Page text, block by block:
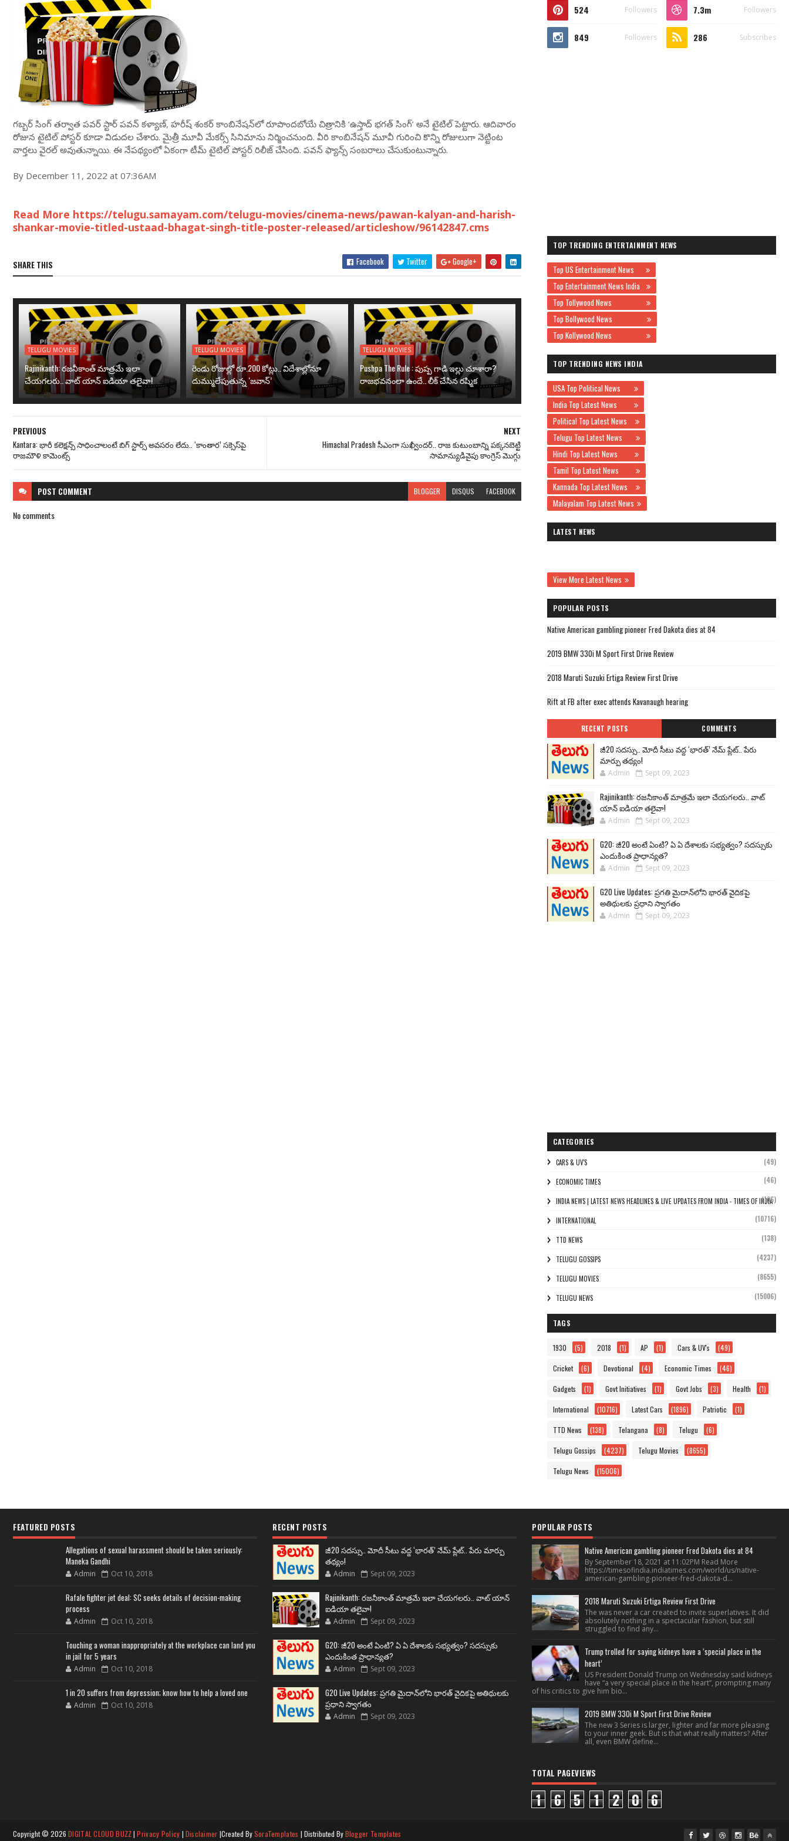
గబ్బర్ సింగ్ తర్వాత పవర్ స్టార్ పవన్ కళ్యాణ్, హరీష్ శంకర్ కాంబినేషన్‌లో రూపొందబోయే చిత్రానికి ‘ఉస్తాద్ భగత్ సింగ్’ అనే టైటిల్ పెట్టారు. ఆదివారం
రోజున టైటిల్ పోస్టర్ కూడా విడుదల చేశారు. మైత్రీ మూవీ మేకర్స్‌ సినిమాను నిర్మించనుంది. వీరి కాంబినేషన్ మూవీ గురించి కొన్ని రోజులుగా నెట్టింట
వార్తలు వైరల్ అవుతున్నాయి. ఈ నేపథ్యంలో ఏకంగా టీమ్ టైటిల్ పోస్టర్ రిలీజ్ చేసింది. పవన్ ఫ్యాన్స్ సంబరాలు చేసుకుంటున్నారు.
By December 11, 2022 at 07:36AM
Read More https://telugu.samayam.com/telugu-movies/cinema-news/pawan-kalyan-and-harish-
shankar-movie-titled-ustaad-bhagat-singh-title-poster-released/articleshow/96142847.cms
SHARE THIS Facebook Twitter Google+
TELUGU MOVIES
Rajinikanth: రజనీకాంత్ మాత్రమే ఇలా
చేయగలరు.. వాట్ యాన్ ఐడియా తలైవా!
TELUGU MOVIES
రెండు రోజుల్లో రూ.200 కోట్లు.. విదేశాల్లోనూ
దుమ్ములేపుతున్న ‘జవాన్’
TELUGU MOVIES
Pushpa The Rule : పుష్ప గాడి ఇల్లు చూశారా?
రాజభవనంలా ఉందే.. లీక్ చేసిన రష్మిక
NEXT
Himachal Pradesh సీఎంగా సుఖ్వీందర్.. రాజ కుటుంబాన్ని పక్కనబెట్టి
సామాన్యుడివైపు కాంగ్రెస్ మొగ్గు
PREVIOUS
Kantara: భారీ కలెక్ష‌న్స్ సాధించాలంటే బిగ్ స్టార్స్ అవ‌స‌రం లేదు.. ‘కాంతార’ సక్సెస్‌పై
రాజ‌మౌళి కామెంట్స్‌
POST COMMENT BLOGGER DISQUS FACEBOOK
No comments
524 Followers 7.3m Followers
849 Followers 286 Subscribes
TOP TRENDING ENTERTAINMENT NEWS
Top US Entertainment News
Top Entertainment News India
Top Tollywood News
Top Bollywood News
Top Kollywood News
TOP TRENDING NEWS INDIA
USA Top Political News
India Top Latest News
Political Top Latest News
Telugu Top Latest News
Hindi Top Latest News
Tamil Top Latest News
Kannada Top Latest News
Malayalam Top Latest News
LATEST NEWS
View More Latest News
POPULAR POSTS
Native American gambling pioneer Fred Dakota dies at 84
2019 BMW 330i M Sport First Drive Review
2018 Maruti Suzuki Ertiga Review First Drive
Rift at FB after exec attends Kavanaugh hearing
RECENT POSTS COMMENTS
జీ20 సదస్సు.. మోదీ సీటు వద్ద ‘భారత్’ నేమ్ ప్లేట్‌.. పేరు
మార్పు తథ్యం!
Admin Sept 09, 2023
Rajinikanth: రజనీకాంత్ మాత్రమే ఇలా చేయగలరు.. వాట్
యాన్ ఐడియా తలైవా!
Admin Sept 09, 2023
G20: జీ20 అంటే ఏంటి? ఏ ఏ దేశాలకు సభ్యత్వం? సదస్సుకు
ఎందుకింత ప్రాధాన్యత?
Admin Sept 09, 2023
G20 Live Updates: ప్రగతి మైదాన్‌లోని భారత్ వైదికపై
అతిథులకు ప్రధాని స్వాగతం
Admin Sept 09, 2023
CATEGORIES
CARS & UV'S (49)
ECONOMIC TIMES (46)
INDIA NEWS | LATEST NEWS HEADLINES & LIVE UPDATES FROM INDIA - TIMES OF INDIA
(106)
INTERNATIONAL (10716)
TTD NEWS (138)
TELUGU GOSSIPS (4237)
TELUGU MOVIES (8655)
TELUGU NEWS (15006)
TAGS
1930 (5) 2018 (1) AP (1) Cars & UV's (49)
Cricket (6) Devotional (4) Economic Times (46)
Gadgets (1) Govt Initiatives (1) Govt Jobs (3) Health (1)
International (10716) Latest Cars (1896) Patriotic (1)
TTD News (138) Telangana (8) Telugu (6)
Telugu Gossips (4237) Telugu Movies (8655)
Telugu News (15006)
FEATURED POSTS
Allegations of sexual harassment should be taken seriously:
Maneka Gandhi
Admin Oct 10, 2018
Rafale fighter jet deal: SC seeks details of decision-making
process
Admin Oct 10, 2018
Touching a woman inappropriately at the workplace can land you
in jail for 5 years
Admin Oct 10, 2018
1 in 20 suffers from depression; know how to help a loved one
Admin Oct 10, 2018
RECENT POSTS
జీ20 సదస్సు.. మోదీ సీటు వద్ద ‘భారత్’ నేమ్ ప్లేట్‌.. పేరు మార్పు
తథ్యం!
Admin Sept 09, 2023
Rajinikanth: రజనీకాంత్ మాత్రమే ఇలా చేయగలరు.. వాట్ యాన్
ఐడియా తలైవా!
Admin Sept 09, 2023
G20: జీ20 అంటే ఏంటి? ఏ ఏ దేశాలకు సభ్యత్వం? సదస్సుకు
ఎందుకింత ప్రాధాన్యత?
Admin Sept 09, 2023
G20 Live Updates: ప్రగతి మైదాన్‌లోని భారత్ వైదికపై అతిథులకు
ప్రధాని స్వాగతం
Admin Sept 09, 2023
POPULAR POSTS
Native American gambling pioneer Fred Dakota dies at 84
By September 18, 2021 at 11:02PM Read More
https://timesofindia.indiatimes.com/world/us/native-
american-gambling-pioneer-fred-dakota-d...
2018 Maruti Suzuki Ertiga Review First Drive
The was never a car created to invite superlatives. It did
absolutely nothing in a spectacular fashion, but still
struggled to find any...
Trump trolled for saying kidneys have a ‘special place in the
heart’
US President Donald Trump on Wednesday said kidneys
have “a very special place in the heart”, prompting many
of his critics to give him bio...
2019 BMW 330i M Sport First Drive Review
The new 3 Series is larger, lighter and far more pleasing
to your inner geek. But is that what really matters? After
all, even BMW define...
TOTAL PAGEVIEWS
1 6 5 1 2 0 6
Copyright © 2026 DIGITAL CLOUD BUZZ|Privacy Policy | Disclaimer |Created BySoraTemplates | Distributed ByBlogger Templates